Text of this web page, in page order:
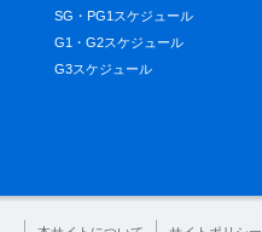
SG・PG1スケジュール
G1・G2スケジュール
G3スケジュール